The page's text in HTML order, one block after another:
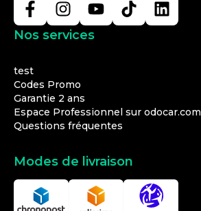
Nos services
test
Codes Promo
Garantie 2 ans
Espace Professionnel sur odocar.com
Questions fréquentes
Modes de livraison